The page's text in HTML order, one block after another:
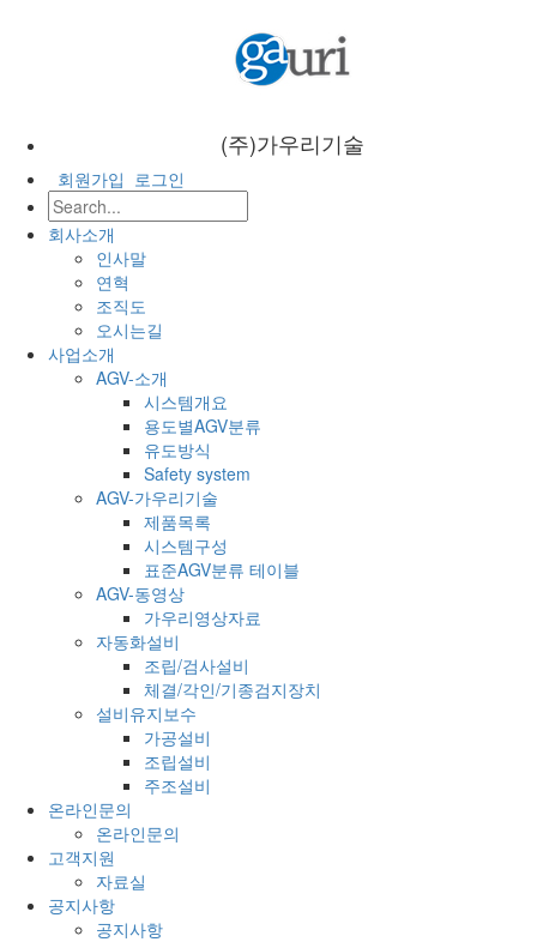
(주)가우리기술
회원가입 로그인
회사소개
인사말
연혁
조직도
오시는길
사업소개
AGV-소개
시스템개요
용도별AGV분류
유도방식
Safety system
AGV-가우리기술
제품목록
시스템구성
표준AGV분류 테이블
AGV-동영상
가우리영상자료
자동화설비
조립/검사설비
체결/각인/기종검지장치
설비유지보수
가공설비
조립설비
주조설비
온라인문의
온라인문의
고객지원
자료실
공지사항
공지사항